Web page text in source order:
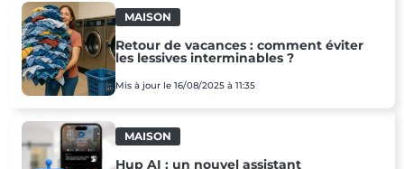
MAISON
Retour de vacances : comment éviter
les lessives interminables ?
Mis à jour le 16/08/2025 à 11:35
MAISON
Hup AI : un nouvel assistant